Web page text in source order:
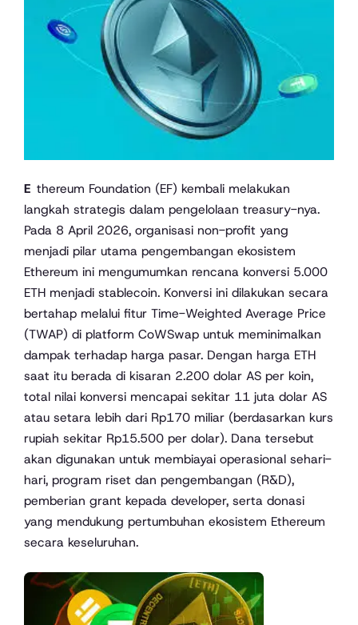
Ethereum Foundation (EF) kembali melakukan
langkah strategis dalam pengelolaan treasury-nya.
Pada 8 April 2026, organisasi non-profit yang
menjadi pilar utama pengembangan ekosistem
Ethereum ini mengumumkan rencana konversi 5.000
ETH menjadi stablecoin. Konversi ini dilakukan secara
bertahap melalui fitur Time-Weighted Average Price
(TWAP) di platform CoWSwap untuk meminimalkan
dampak terhadap harga pasar. Dengan harga ETH
saat itu berada di kisaran 2.200 dolar AS per koin,
total nilai konversi mencapai sekitar 11 juta dolar AS
atau setara lebih dari Rp170 miliar (berdasarkan kurs
rupiah sekitar Rp15.500 per dolar). Dana tersebut
akan digunakan untuk membiayai operasional sehari-
hari, program riset dan pengembangan (R&D),
pemberian grant kepada developer, serta donasi
yang mendukung pertumbuhan ekosistem Ethereum
secara keseluruhan.